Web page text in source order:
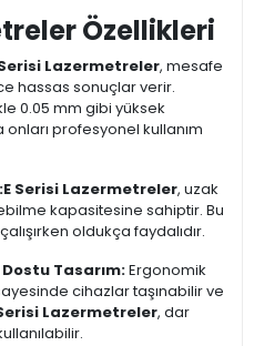
Özellikleri
Lazermetreler, mesafe
hassas sonuçlar verir.
0.05 mm gibi yüksek
onları profesyonel kullanım
E Serisi Lazermetreler, uzak
kapasitesine sahiptir. Bu
oldukça faydalıdır.
Tasarım:Ergonomik
cihazlar taşınabilir ve
Lazermetreler, dar